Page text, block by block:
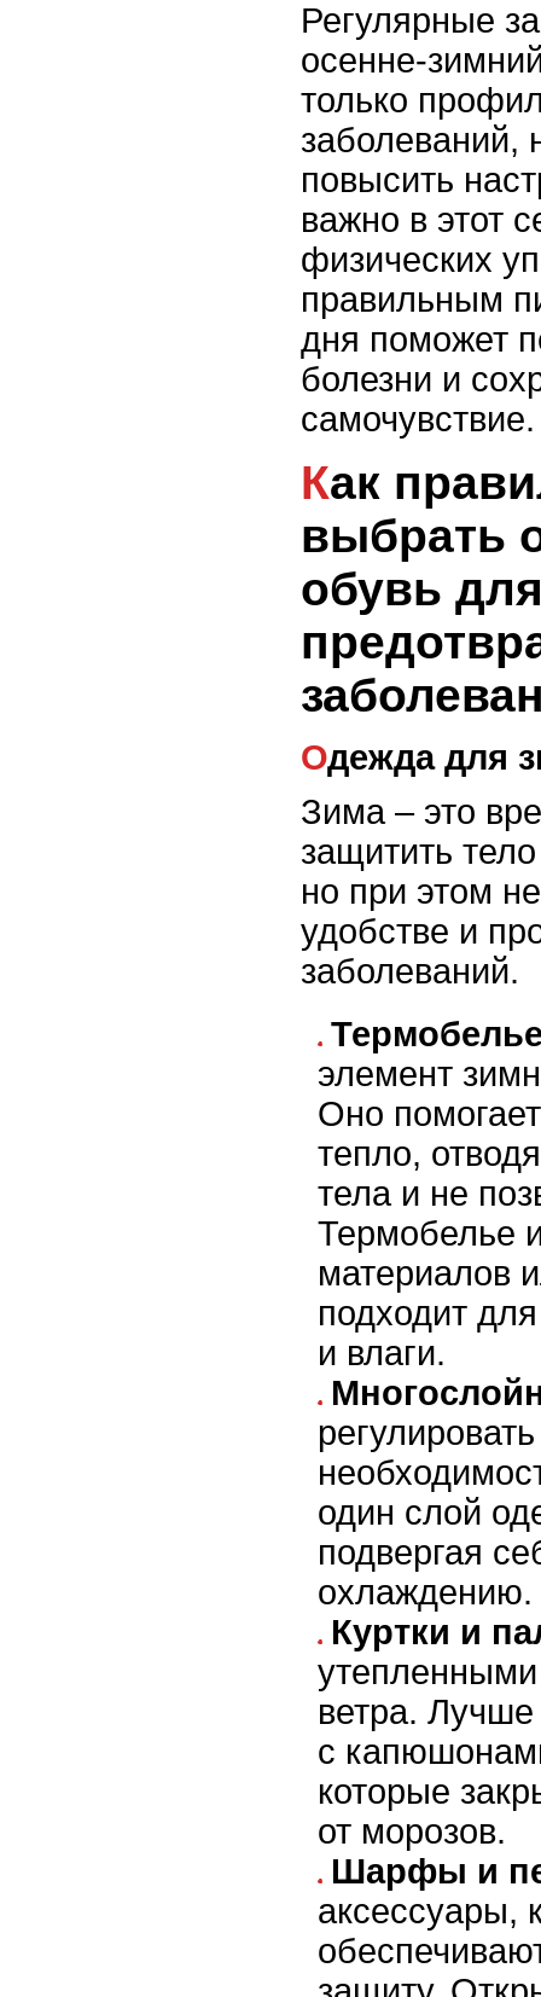
Регулярные
осенне-
только
заболеваний,
повысить
важно в этот
физических
правильным
дня поможет
болезни и
самочувствие.
Как правильно
выбрать
обувь
Одежда для
Зима – это
защитить
но при этом
удобстве и
заболеваний.
элемент
Оно
тепло,
тела и не
Термобелье
материалов
подходит
и влаги.
один слой
подвергая
охлаждению.
Куртки и
ветра.
с
которые
от морозов.
Шарфы и
аксессуары,